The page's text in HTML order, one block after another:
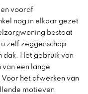
vooraf
nog in elkaar gezet
bestaat
zelf zeggenschap
dak. Het gebruik van
een lange
Voor het afwerken van
motieven